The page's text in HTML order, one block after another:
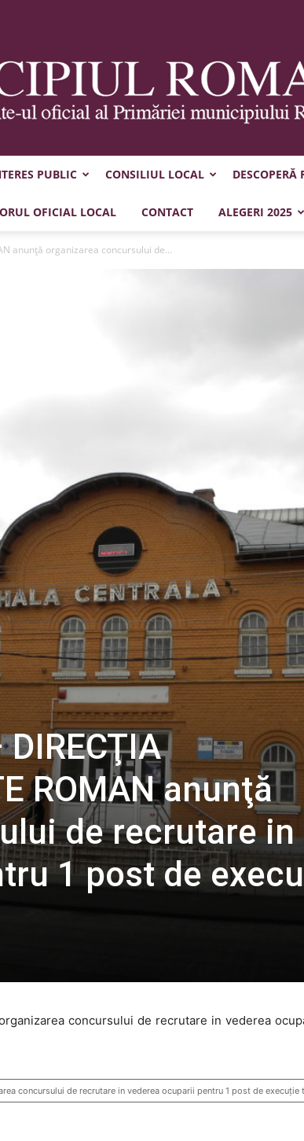
Municipiul
PUBLIC CONSILIUL LOCAL
OFICIAL LOCAL CONTACT ALEGERI 2025
anunţă organizarea concursului de...
ROMAN anunţă
de recrutare in
1 post de
concursului de recrutare in vederea
concursului de recrutare in vederea ocuparii pentru 1 post de